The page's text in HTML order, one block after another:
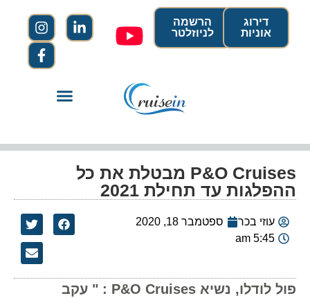
הרשמה
לניוזלטר
דירוג
אוניות
P&O Cruises מבטלת את כל
ההפלגות עד תחילת 2021
עוזי בכר
ספטמבר 18, 2020
5:45 am
פול לודלו, נשיא P&O Cruises : " עקב